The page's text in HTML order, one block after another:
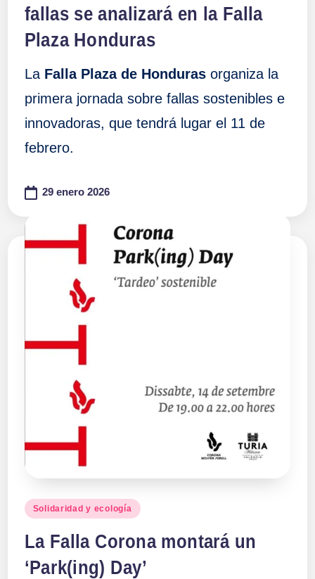
fallas se analizará en la Falla
Plaza Honduras
La Falla Plaza de Hondurasorganiza la
primera jornada sobre fallas sostenibles e
innovadoras, que tendrá lugar el 11 de
febrero.
29 enero 2026
Publicado
Solidaridad y ecología
La Falla Corona montará un
‘Park(ing) Day’